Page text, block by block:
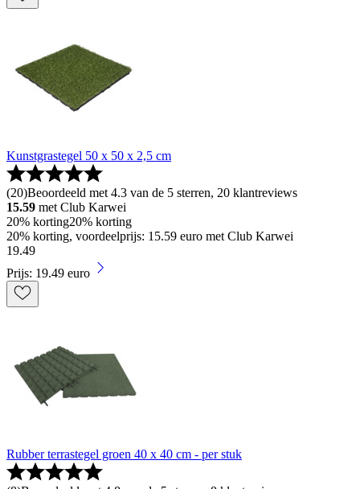
Kunstgrastegel 50 x 50 x 2,5 cm
(20)Beoordeeld met 4.3 van de 5 sterren, 20 klantreviews
15.59 met Club Karwei
20% korting20% korting
20% korting, voordeelprijs: 15.59 euro met Club Karwei
19.49
Prijs: 19.49 euro
Rubber terrastegel groen 40 x 40 cm - per stuk